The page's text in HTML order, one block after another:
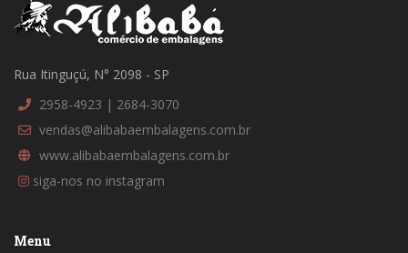
Rua Itinguçú, N° 2098 - SP
2958-4923 | 2684-3070
vendas@alibabaembalagens.com.br
www.alibabaembalagens.com.br
siga-nos no instagram
Menu